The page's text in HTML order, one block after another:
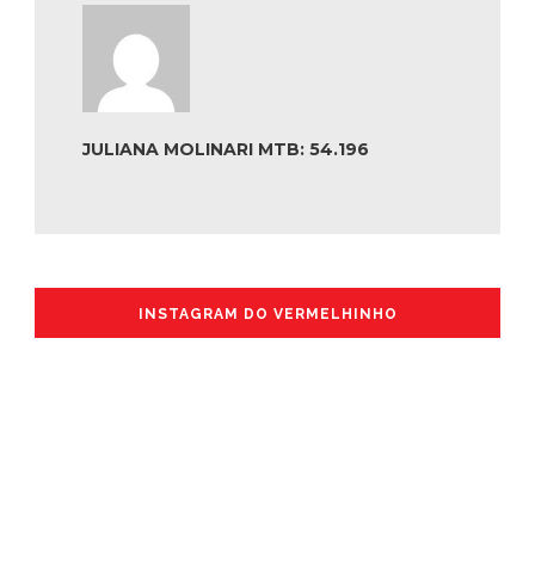
JULIANA MOLINARI MTB: 54.196
INSTAGRAM DO VERMELHINHO